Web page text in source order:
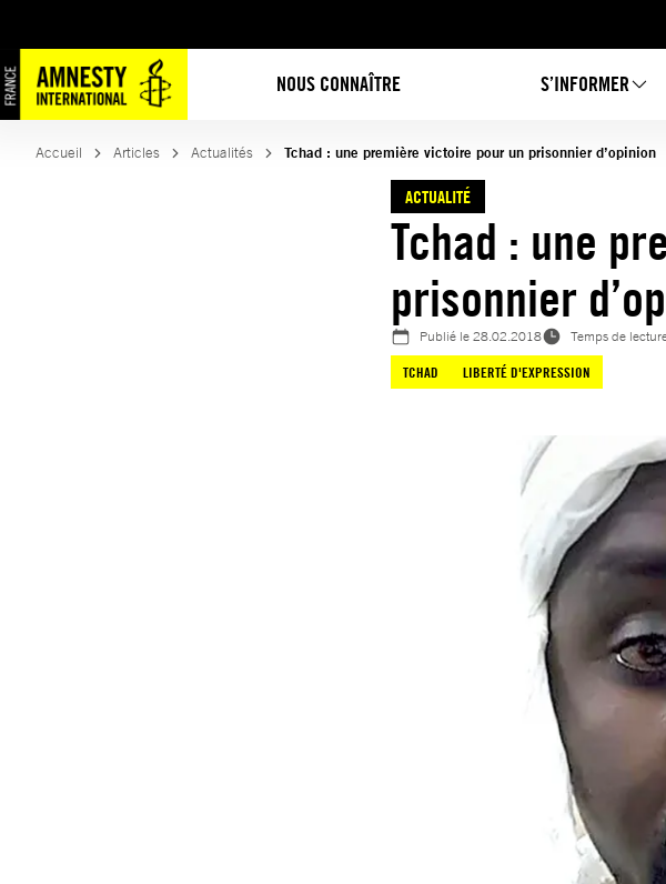
NOUS CONNAÎTRE S’INFORMER
au
contenu
Accueil Articles Actualités Tchad : une première victoire pour un prisonnier d’opinion
ACTUALITÉ
Tchad : une
prisonnier
Publié le28.02.2018
Temps de
TCHAD
LIBERTÉ D'EXPRESSION